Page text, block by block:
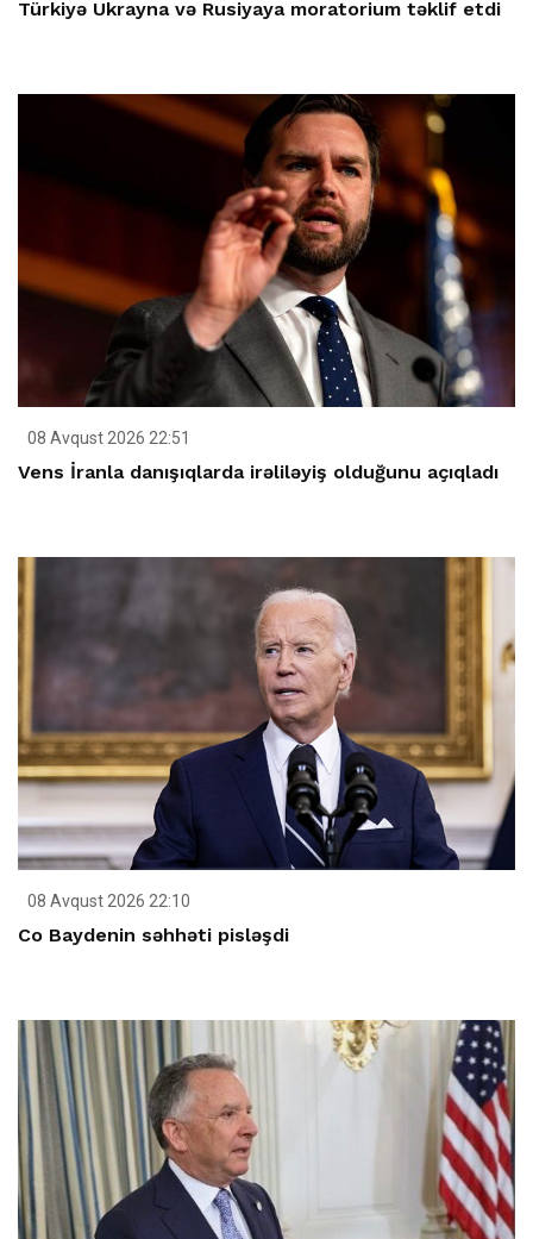
Türkiyə Ukrayna və Rusiyaya moratorium təklif etdi
08 Avqust 2026 22:51
Vens İranla danışıqlarda irəliləyiş olduğunu açıqladı
08 Avqust 2026 22:10
Co Baydenin səhhəti pisləşdi